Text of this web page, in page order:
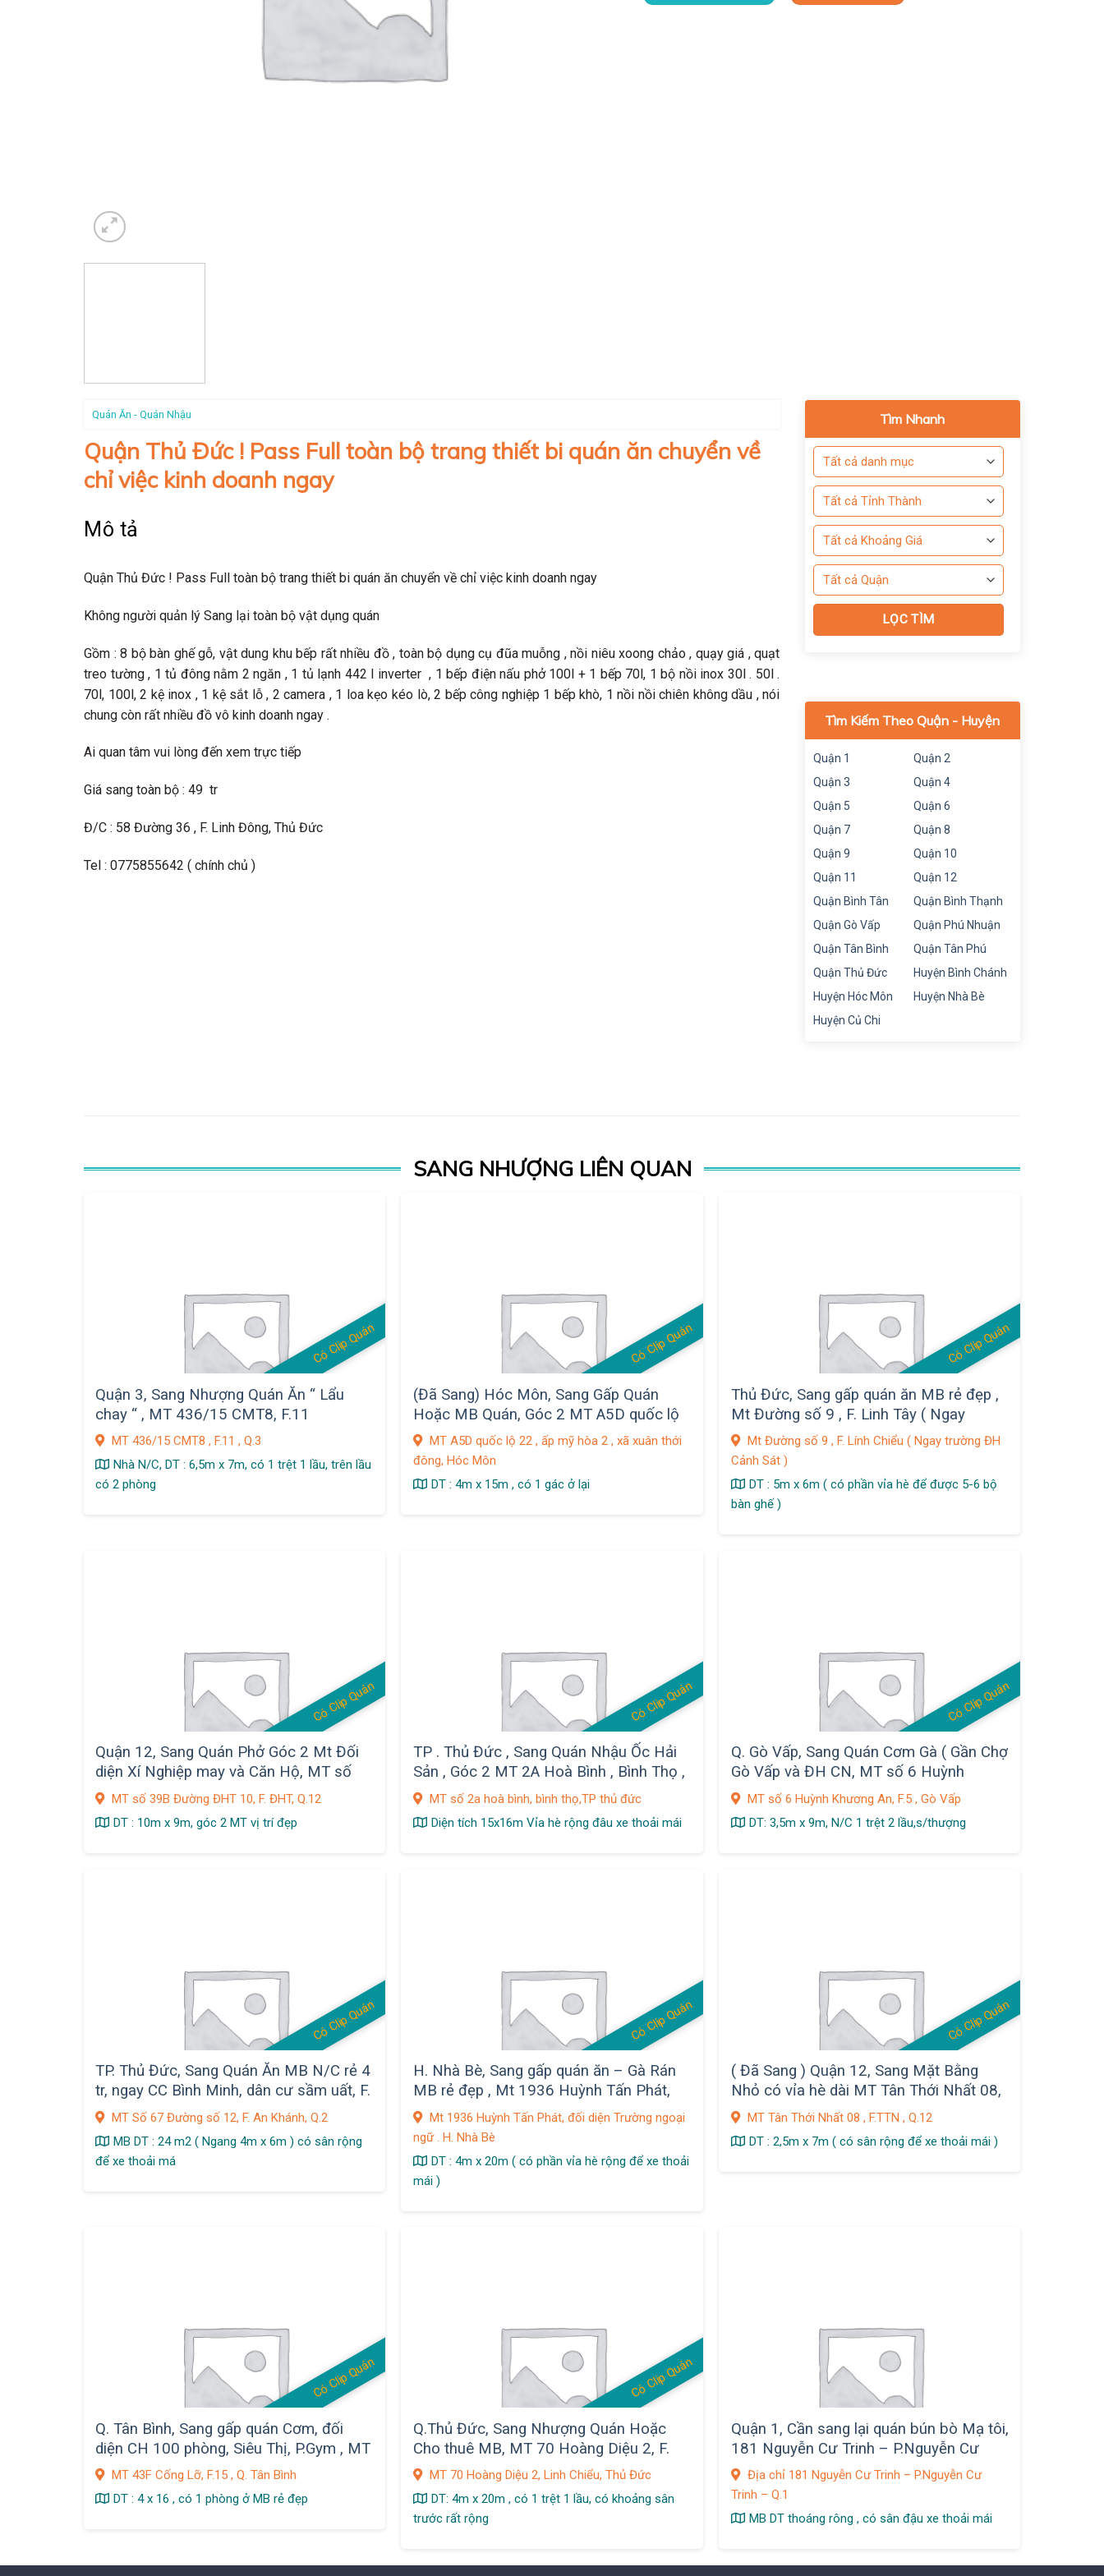
Quán Ăn - Quán Nhậu
Quận Thủ Đức ! Pass Full toàn bộ trang thiết bi quán ăn chuyển về
chỉ việc kinh doanh ngay
Mô tả
Quận Thủ Đức ! Pass Full toàn bộ trang thiết bi quán ăn chuyển về chỉ việc kinh doanh ngay
Không người quản lý Sang lại toàn bộ vật dụng quán
Gồm : 8 bộ bàn ghế gỗ, vật dung khu bếp rất nhiều đồ , toàn bộ dụng cụ đũa muỗng , nồi niêu xoong chảo , quạy giá , quạt
treo tường , 1 tủ đông nằm 2 ngăn , 1 tủ lạnh 442 l inverter , 1 bếp điện nấu phở 100l + 1 bếp 70l, 1 bộ nồi inox 30l . 50l .
70l, 100l, 2 kệ inox , 1 kệ sắt lỗ , 2 camera , 1 loa kẹo kéo lò, 2 bếp công nghiệp 1 bếp khò, 1 nồi nồi chiên không dầu , nói
chung còn rất nhiều đồ vô kinh doanh ngay .
Ai quan tâm vui lòng đến xem trực tiếp
Giá sang toàn bộ : 49 tr
Đ/C : 58 Đường 36 , F. Linh Đông, Thủ Đức
Tel : 0775855642 ( chính chủ )
Tìm Nhanh
Tìm Kiếm Theo Quận - Huyện
Quận 1
Quận 2
Quận 3
Quận 4
Quận 5
Quận 6
Quận 7
Quận 8
Quận 9
Quận 10
Quận 11
Quận 12
Quận Bình Tân
Quận Bình Thạnh
Quận Gò Vấp
Quận Phú Nhuận
Quận Tân Bình
Quận Tân Phú
Quận Thủ Đức
Huyện Bình Chánh
Huyện Hóc Môn
Huyện Nhà Bè
Huyện Củ Chi
SANG NHƯỢNG LIÊN QUAN
Có Clip Quán
Quận 3, Sang Nhượng Quán Ăn “ Lẩu
chay “ , MT 436/15 CMT8, F.11
MT 436/15 CMT8 , F.11 , Q.3
Nhà N/C, DT : 6,5m x 7m, có 1 trệt 1 lầu, trên lầu
có 2 phòng
Có Clip Quán
(Đã Sang) Hóc Môn, Sang Gấp Quán
Hoặc MB Quán, Góc 2 MT A5D quốc lộ
22 , ấp mỹ hòa 2 , xã xuân thới đông
MT A5D quốc lộ 22 , ấp mỹ hòa 2 , xã xuân thới
đông, Hóc Môn
DT : 4m x 15m , có 1 gác ở lại
Có Clip Quán
Thủ Đức, Sang gấp quán ăn MB rẻ đẹp ,
Mt Đường số 9 , F. Linh Tây ( Ngay
trường ĐH Cảnh Sát )
Mt Đường số 9 , F. Lính Chiểu ( Ngay trường ĐH
Cảnh Sát )
DT : 5m x 6m ( có phần vỉa hè để được 5-6 bộ
bàn ghế )
Có Clip Quán
Quận 12, Sang Quán Phở Góc 2 Mt Đối
diện Xí Nghiệp may và Căn Hộ, MT số
39B Đường ĐHT 10, F. ĐHT
MT số 39B Đường ĐHT 10, F. ĐHT, Q.12
DT : 10m x 9m, góc 2 MT vị trí đẹp
Có Clip Quán
TP . Thủ Đức , Sang Quán Nhậu Ốc Hải
Sản , Góc 2 MT 2A Hoà Bình , Bình Thọ ,
MB đẹp
MT số 2a hoà bình, bình thọ,TP thủ đức
Diện tích 15x16m Vỉa hè rộng đâu xe thoải mái
Có Clip Quán
Q. Gò Vấp, Sang Quán Cơm Gà ( Gần Chợ
Gò Vấp và ĐH CN, MT số 6 Huỳnh
Khương An, F.5
MT số 6 Huỳnh Khương An, F.5 , Gò Vấp
DT: 3,5m x 9m, N/C 1 trệt 2 lầu,s/thượng
Có Clip Quán
TP. Thủ Đức, Sang Quán Ăn MB N/C rẻ 4
tr, ngay CC Bình Minh, dân cư sầm uất, F.
An Khánh
MT Số 67 Đường số 12, F. An Khánh, Q.2
MB DT : 24 m2 ( Ngang 4m x 6m ) có sân rộng
để xe thoải má
Có Clip Quán
H. Nhà Bè, Sang gấp quán ăn – Gà Rán
MB rẻ đẹp , Mt 1936 Huỳnh Tấn Phát,
đối diện Trường ngoại ngữ
Mt 1936 Huỳnh Tấn Phát, đối diện Trường ngoại
ngữ . H. Nhà Bè
DT : 4m x 20m ( có phần vỉa hè rộng để xe thoải
mái )
Có Clip Quán
( Đã Sang ) Quận 12, Sang Mặt Bằng
Nhỏ có vỉa hè dài MT Tân Thới Nhất 08,
gần chợ sầm uất, Giá sang : 9 tr, F. TTN
MT Tân Thới Nhất 08 , F.TTN , Q.12
DT : 2,5m x 7m ( có sân rộng để xe thoải mái )
Có Clip Quán
Q. Tân Bình, Sang gấp quán Cơm, đối
diện CH 100 phòng, Siêu Thị, P.Gym , MT
Đường 43F Cống Lỡ , F.15
MT 43F Cống Lỡ, F.15 , Q. Tân Bình
DT : 4 x 16 , có 1 phòng ở MB rẻ đẹp
Có Clip Quán
Q.Thủ Đức, Sang Nhượng Quán Hoặc
Cho thuê MB, MT 70 Hoàng Diệu 2, F.
Lính Chiểu
MT 70 Hoàng Diệu 2, Linh Chiểu, Thủ Đức
DT: 4m x 20m , có 1 trệt 1 lầu, có khoảng sân
trước rất rộng
Quận 1, Cần sang lại quán bún bò Mạ tôi,
181 Nguyễn Cư Trinh – P.Nguyễn Cư
TrinhĐịa chỉ 181 Nguyễn Cư Trinh – P.Nguyễn Cư
Trinh – Q.1
MB DT thoáng rông , có sân đậu xe thoải mái